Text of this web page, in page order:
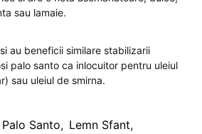
sau lamaie.
au beneficii similare stabilizarii
palo santo ca inlocuitor pentru uleiul
sau uleiul de smirna.
Santo, Lemn Sfant,